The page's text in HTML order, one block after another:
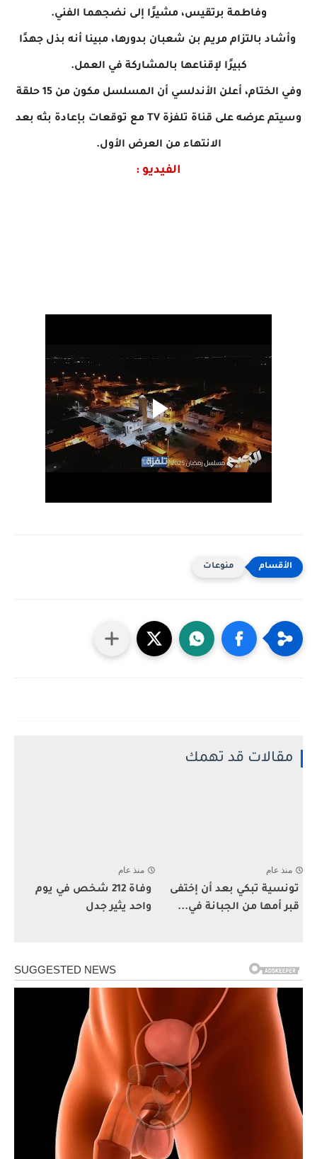
وفاطمة برتقيس، مشيرًا إلى نضجهما الفني.
وأشاد بالتزام مريم بن شعبان بدورها، مبينا أنه بذل جهدًا
كبيرًا لإقناعها بالمشاركة في العمل.
وفي الختام، أعلن الأندلسي أن المسلسل مكون من 15 حلقة
وسيتم عرضه على قناة تلفزة TV مع توقعات بإعادة بثه بعد
الانتهاء من العرض الأول.
الفيديو :
منوعات
مقالات قد تهمك
منذ عام
تونسية تبكي بعد أن إختفى
قبر أمها من الجبانة في...
منذ عام
وفاة 212 شخص في يوم
واحد يثير جدل